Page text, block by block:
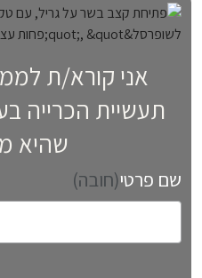
אני קורא/ת
תעשיית הכרייה
שהיא
שם פרטי(חובה)